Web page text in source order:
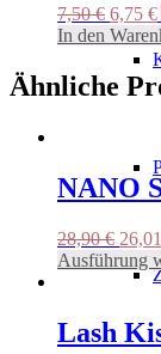
7,50€
Preis
war:
7,50 €
6,75 €
In den
Ähnliche
NANO
28,90€
Preis
war:
26,01
Ausführung
Lash